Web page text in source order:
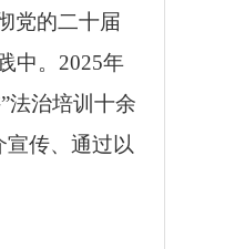
党的二十届
中。 2025年
”法治培训十余
传、通过以